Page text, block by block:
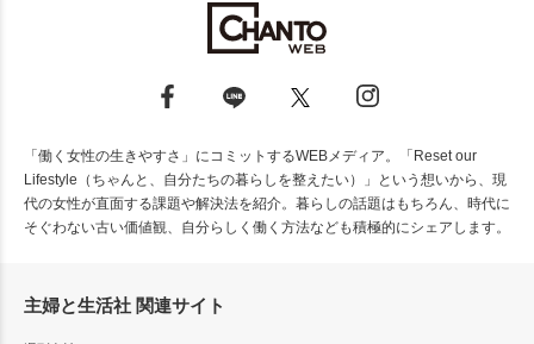
「働く女性の生きやすさ」にコミットするWEBメディア。「Reset our
Lifestyle（ちゃんと、自分たちの暮らしを整えたい）」という想いから、現
代の女性が直面する課題や解決法を紹介。暮らしの話題はもちろん、時代に
そぐわない古い価値観、自分らしく働く方法なども積極的にシェアします。
主婦と生活社 関連サイト